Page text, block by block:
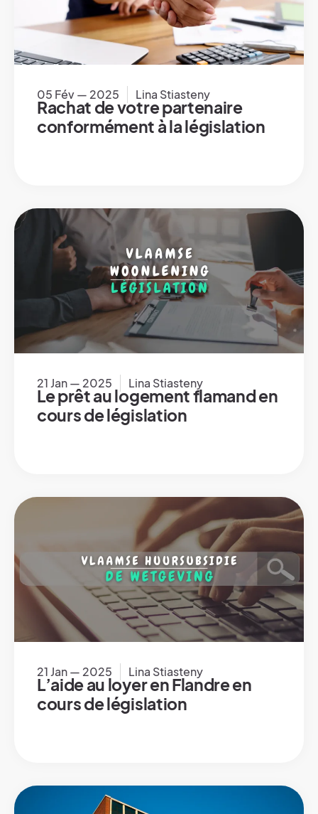
05 Fév — 2025 Lina Stiasteny
Rachat de votre partenaire
conformément à la législation
21 Jan — 2025 Lina Stiasteny
Le prêt au logement flamand en
cours de législation
21 Jan — 2025 Lina Stiasteny
L’aide au loyer en Flandre en
cours de législation